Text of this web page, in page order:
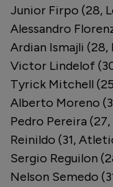
Junior Firpo (28,
Alessandro
Ardian Ismajli (28,
Victor Lindelof
Tyrick Mitchell
Alberto Moreno
Pedro Pereira
Reinildo (31,
Sergio Reguilon
Nelson Semedo